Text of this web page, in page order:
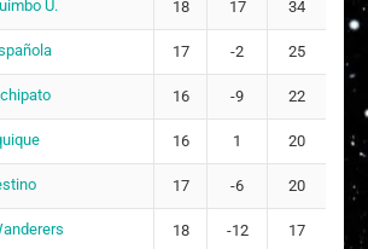
Antonella Mariño Oviedo
Matilde Vega Vargas 17
U. 18 17 34
17 -2 25
16 -9 22
16 1 20
17 -6 20
18 -12 17